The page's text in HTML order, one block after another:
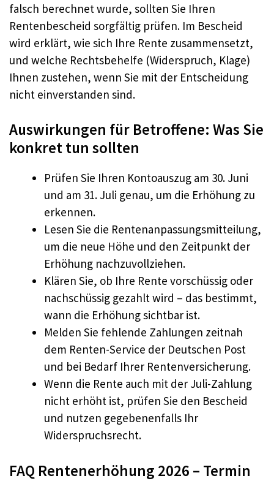
falsch berechnet wurde, sollten Sie Ihren
Rentenbescheid sorgfältig prüfen. Im Bescheid
wird erklärt, wie sich Ihre Rente zusammensetzt,
und welche Rechtsbehelfe (Widerspruch, Klage)
Ihnen zustehen, wenn Sie mit der Entscheidung
nicht einverstanden sind.
Auswirkungen für Betroffene: Was Sie
konkret tun sollten
Prüfen Sie Ihren Kontoauszug am 30. Juni
und am 31. Juli genau, um die Erhöhung zu
erkennen.
Lesen Sie die Rentenanpassungsmitteilung,
um die neue Höhe und den Zeitpunkt der
Erhöhung nachzuvollziehen.
Klären Sie, ob Ihre Rente vorschüssig oder
nachschüssig gezahlt wird – das bestimmt,
wann die Erhöhung sichtbar ist.
Melden Sie fehlende Zahlungen zeitnah
dem Renten-Service der Deutschen Post
und bei Bedarf Ihrer Rentenversicherung.
Wenn die Rente auch mit der Juli-Zahlung
nicht erhöht ist, prüfen Sie den Bescheid
und nutzen gegebenenfalls Ihr
Widerspruchsrecht.
FAQ Rentenerhöhung 2026 – Termin